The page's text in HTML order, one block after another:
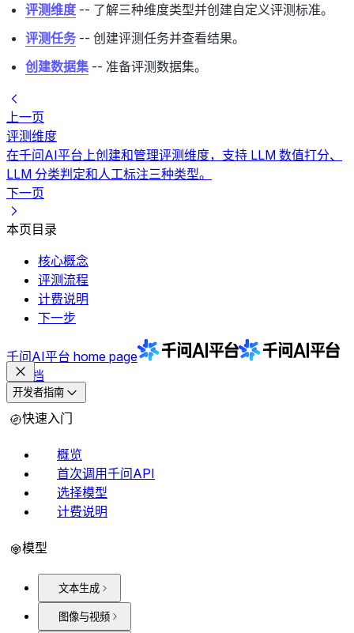
评测维度 -- 了解三种维度类型并创建自定义评测标准。
评测任务 -- 创建评测任务并查看结果。
创建数据集 -- 准备评测数据集。
上一页
评测维度
在千问AI平台上创建和管理评测维度，支持 LLM 数值打分、
LLM 分类判定和人工标注三种类型。
下一页
本页目录
核心概念
评测流程
计费说明
下一步
千问AI平台 home page
文档
开发者指南
快速入门
概览
首次调用千问API
选择模型
计费说明
模型
文本生成
图像与视频